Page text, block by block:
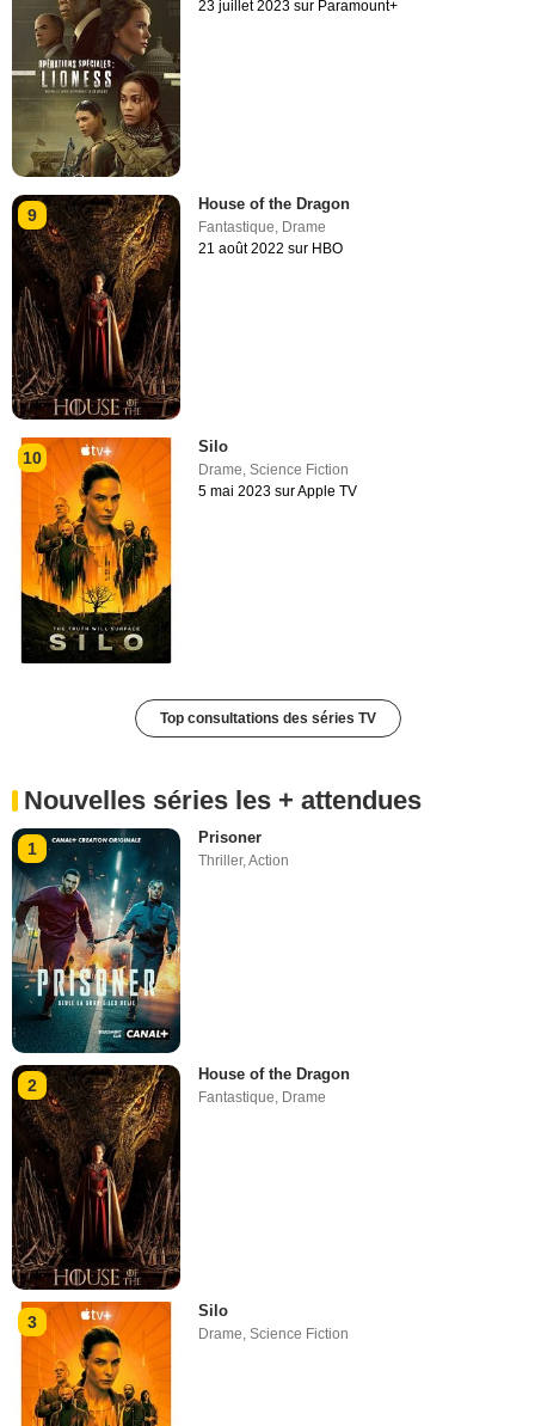
23 juillet 2023 sur Paramount+
9
House of the Dragon
Fantastique, Drame
21 août 2022 sur HBO
10
Silo
Drame,Science Fiction
5 mai 2023 sur Apple TV
Top consultations des séries TV
Nouvelles séries les + attendues
1
Prisoner
Thriller,Action
2
House of the Dragon
Fantastique, Drame
3
Silo
Drame,Science Fiction